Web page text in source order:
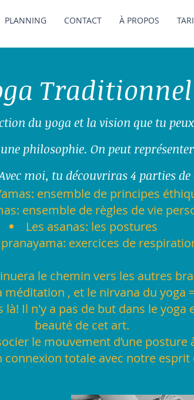
PLANNING CONTACT À PROPOS
du yoga et la vision que tu
philosophie. On peut
moi, tu découvriras 4 parties
ensemble de principes
ensemble de règles de vie
Les asanas: les postures
pranayama: exercices de
le chemin vers les autres
méditation , et le nirvana du yoga
là! Il n'y a pas de but dans le yoga
beauté de cet art.
le mouvement d’une posture
totale avec notre
Traditionnel